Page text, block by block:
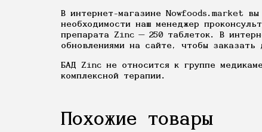
В интернет-магазине Nowfoods.market
необходимости наш менеджер
препарата Zinc — 250 таблеток. В
обновлениями на сайте, чтобы заказать
БАД Zinc не относится к группе
комплексной терапии.
Похожие товары